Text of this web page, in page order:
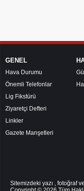
GENEL
Hava Durumu
Önemli Telefonlar
Lig Fikstürü
Ziyaretçi Defteri
Linkler
Gazete Manşetleri
Sitemizdeki yazı , fotoğraf